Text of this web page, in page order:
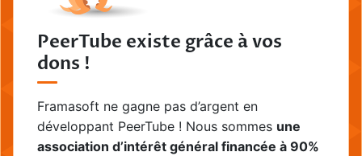
PeerTube existe grâce à vos
dons !
Framasoft ne gagne pas d’argent en
développant PeerTube ! Nous sommes une
association d’intérêt général financée à 90%